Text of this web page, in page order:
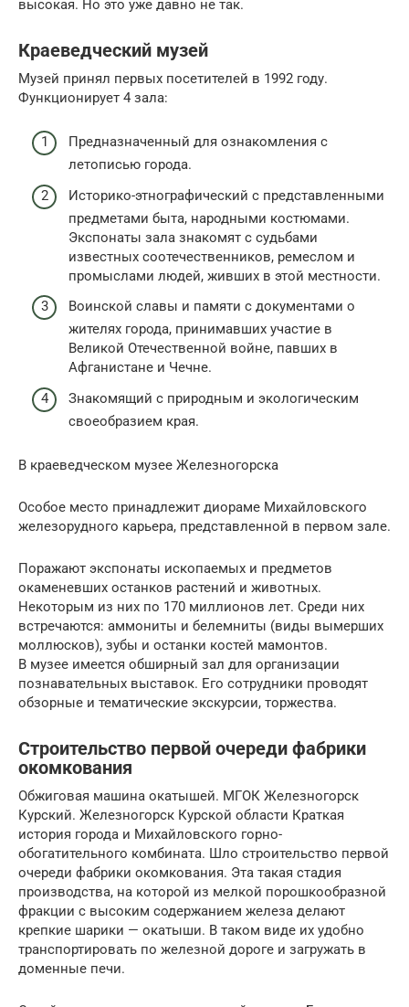
высокая. Но это уже давно не так.
Краеведческий музей
Музей принял первых посетителей в 1992 году.
Функционирует 4 зала:
Предназначенный для ознакомления с
летописью города.
Историко-этнографический с представленными
предметами быта, народными костюмами.
Экспонаты зала знакомят с судьбами
известных соотечественников, ремеслом и
промыслами людей, живших в этой местности.
Воинской славы и памяти с документами о
жителях города, принимавших участие в
Великой Отечественной войне, павших в
Афганистане и Чечне.
Знакомящий с природным и экологическим
своеобразием края.
В краеведческом музее Железногорска
Особое место принадлежит диораме Михайловского
железорудного карьера, представленной в первом зале.
Поражают экспонаты ископаемых и предметов
окаменевших останков растений и животных.
Некоторым из них по 170 миллионов лет. Среди них
встречаются: аммониты и белемниты (виды вымерших
моллюсков), зубы и останки костей мамонтов.
В музее имеется обширный зал для организации
познавательных выставок. Его сотрудники проводят
обзорные и тематические экскурсии, торжества.
Строительство первой очереди фабрики
окомкования
Обжиговая машина окатышей. МГОК Железногорск
Курский. Железногорск Курской области Краткая
история города и Михайловского горно-
обогатительного комбината. Шло строительство первой
очереди фабрики окомкования. Эта такая стадия
производства, на которой из мелкой порошкообразной
фракции с высоким содержанием железа делают
крепкие шарики — окатыши. В таком виде их удобно
транспортировать по железной дороге и загружать в
доменные печи.